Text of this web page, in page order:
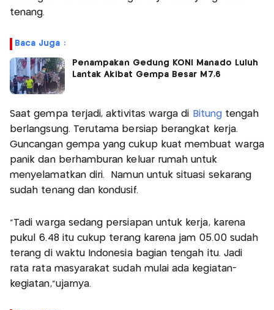
tenang.
Baca Juga :
Penampakan Gedung KONI Manado Luluh
Lantak Akibat Gempa Besar M7,6
Saat gempa terjadi, aktivitas warga di Bitungtengah
berlangsung. Terutama bersiap berangkat kerja.
Guncangan gempa yang cukup kuat membuat warga
panik dan berhamburan keluar rumah untuk
menyelamatkan diri. Namun untuk situasi sekarang
sudah tenang dan kondusif.
"Tadi warga sedang persiapan untuk kerja, karena
pukul 6.48 itu cukup terang karena jam 05.00 sudah
terang di waktu Indonesia bagian tengah itu. Jadi
rata rata masyarakat sudah mulai ada kegiatan-
kegiatan,”ujarnya.